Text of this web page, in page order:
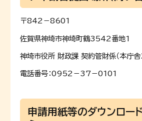
〒842－8601
佐賀県神埼市神埼町鶴3542番地1
神埼市役所 財政課 契約管財係（本庁舎
電話番号：0952－37－0101
申請用紙等のダウンロー